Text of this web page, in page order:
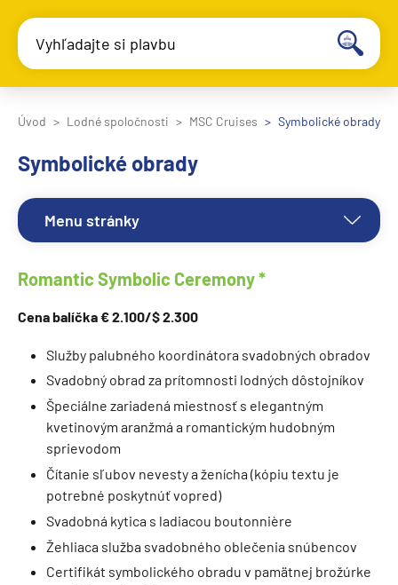
Vyhľadajte si plavbu
Úvod Lodné spoločnosti MSC Cruises Symbolické obrady
Symbolické obrady
Menu stránky
Romantic Symbolic Ceremony *
Cena balíčka € 2.100/$ 2.300
Služby palubného koordinátora svadobných obradov
Svadobný obrad za prítomnosti lodných dôstojníkov
Špeciálne zariadená miestnosť s elegantným
kvetinovým aranžmá a romantickým hudobným
sprievodom
Čítanie sľubov nevesty a ženícha (kópiu textu je
potrebné poskytnúť vopred)
Svadobná kytica s ladiacou boutonnière
Žehliaca služba svadobného oblečenia snúbencov
Certifikát symbolického obradu v pamätnej brožúrke